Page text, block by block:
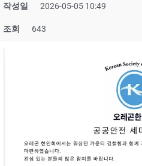
작성일 2026-05-05 10:49
조회 643